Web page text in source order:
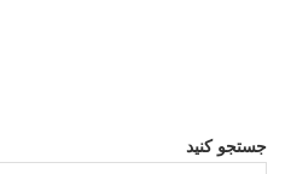
جستجو کنید